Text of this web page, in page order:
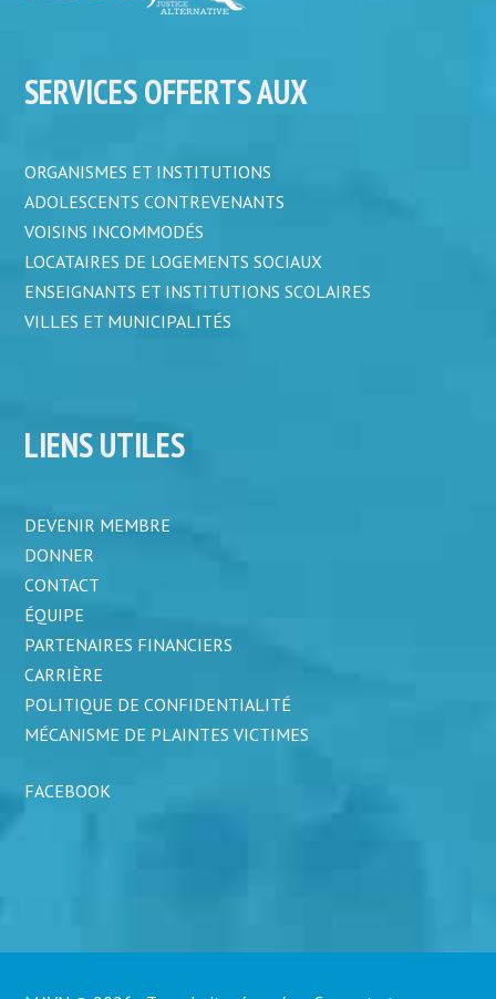
SERVICES OFFERTS AUX
ORGANISMES ET INSTITUTIONS
ADOLESCENTS CONTREVENANTS
VOISINS INCOMMODÉS
LOCATAIRES DE LOGEMENTS SOCIAUX
ENSEIGNANTS ET INSTITUTIONS SCOLAIRES
VILLES ET MUNICIPALITÉS
LIENS UTILES
DEVENIR MEMBRE
DONNER
CONTACT
ÉQUIPE
PARTENAIRES FINANCIERS
CARRIÈRE
POLITIQUE DE CONFIDENTIALITÉ
MÉCANISME DE PLAINTES VICTIMES
FACEBOOK